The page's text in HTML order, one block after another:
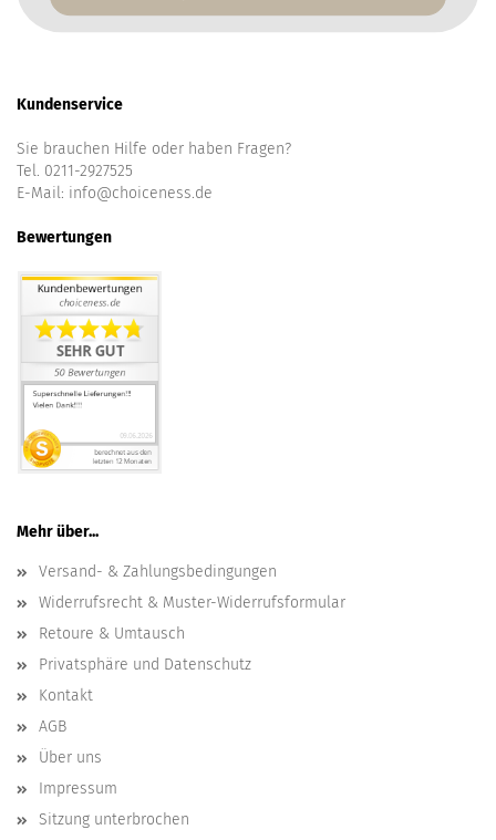
Kundenservice
Sie brauchen Hilfe oder haben Fragen?
Tel. 0211-2927525
E-Mail: info@choiceness.de
Bewertungen
Mehr über...
Versand- & Zahlungsbedingungen
Widerrufsrecht & Muster-Widerrufsformular
Retoure & Umtausch
Privatsphäre und Datenschutz
Kontakt
AGB
Über uns
Impressum
Sitzung unterbrochen